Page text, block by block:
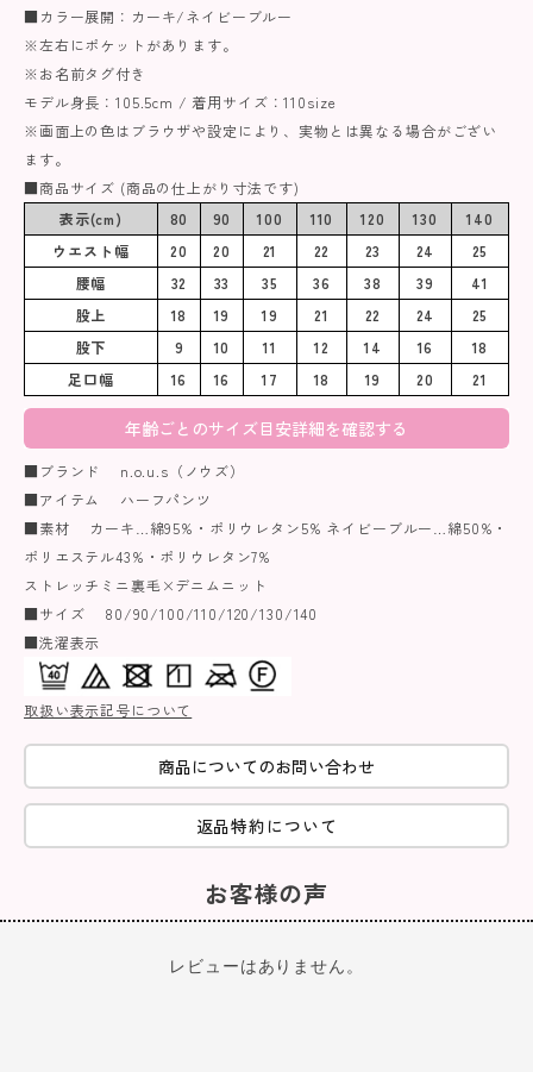
■カラー展開：カーキ/ネイビーブルー
※左右にポケットがあります。
※お名前タグ付き
モデル身長：105.5cm / 着用サイズ：110size
※画面上の色はブラウザや設定により、実物とは異なる場合がござい
ます。
■商品サイズ (商品の仕上がり寸法です)
表示(cm)
80 90 100 110 120 130
140
ウエスト幅
20 20 21 22 23 24
25
腰幅
32 33 35 36 38 39
41
股上
18 19 19 21 22 24
25
股下
9 10 11 12 14 16
18
足口幅
16 16 17 18 19 20 21
年齢ごとのサイズ目安詳細を確認する
■ブランド n.o.u.s（ノウズ）
■アイテム ハーフパンツ
■素材 カーキ…綿95%・ポリウレタン5% ネイビーブルー…綿50%・
ポリエステル43%・ポリウレタン7%
ストレッチミニ裏毛×デニムニット
■サイズ 80/90/100/110/120/130/140
■洗濯表示
取扱い表示記号について
商品についてのお問い合わせ
返品特約について
お客様の声
レビューはありません。